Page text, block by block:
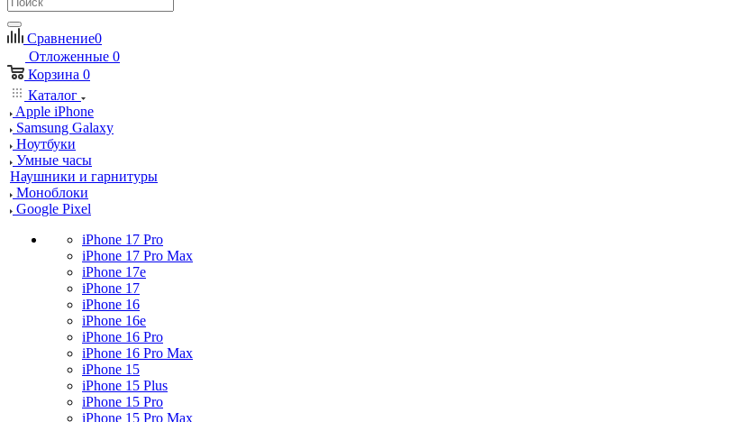
Сравнение0
Отложенные 0
Корзина 0
Каталог
Apple iPhone
Samsung Galaxy
Ноутбуки
Умные часы
Наушники и гарнитуры
Моноблоки
Google Pixel
iPhone 17 Pro
iPhone 17 Pro Max
iPhone 17e
iPhone 17
iPhone 16
iPhone 16e
iPhone 16 Pro
iPhone 16 Pro Max
iPhone 15
iPhone 15 Plus
iPhone 15 Pro
iPhone 15 Pro Max